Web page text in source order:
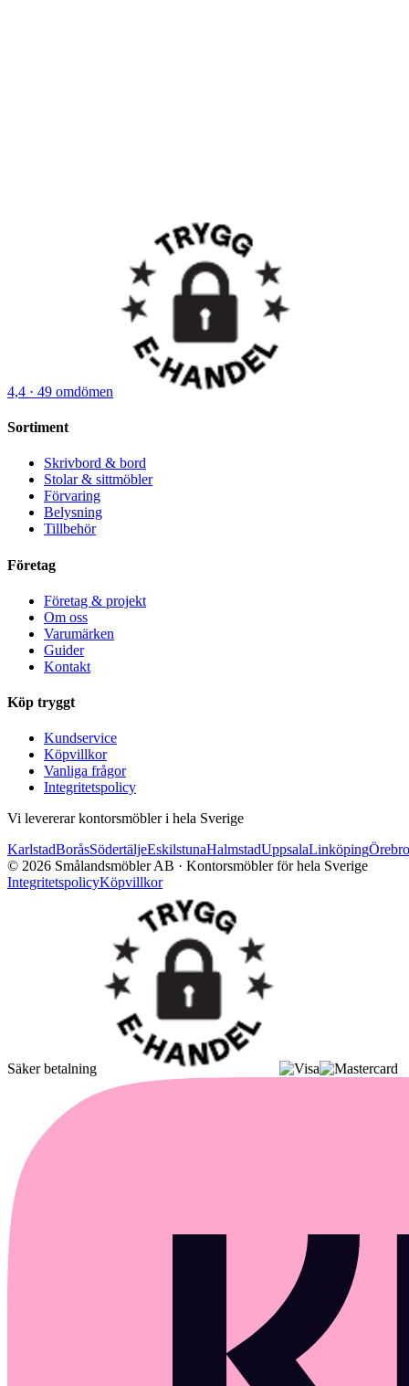
4,4 · 49 omdömen
Sortiment
Skrivbord & bord
Stolar & sittmöbler
Förvaring
Belysning
Tillbehör
Företag
Företag & projekt
Om oss
Varumärken
Guider
Kontakt
Köp tryggt
Kundservice
Köpvillkor
Vanliga frågor
Integritetspolicy
Vi levererar kontorsmöbler i hela Sverige
KarlstadBoråsSödertäljeEskilstunaHalmstadUppsalaLinköpingÖrebro
© 2026 Smålandsmöbler AB · Kontorsmöbler för hela Sverige
IntegritetspolicyKöpvillkor
Säker betalning